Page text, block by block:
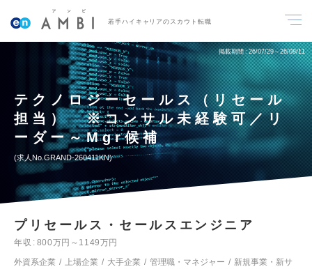
若手ハイキャリアのスカウト転職
掲載期間 26/07/29～26/08/11
テクノロジーセールス（リセール
担当） ※コンサル未経験可／リ
ーダー～Mgr候補
求人No.GRAND-260411KN
プリセールス・セールスエンジニア
年収
800万円～1149万円
外資系企業
上場企業 大手企業 管理職・マネジャー
新規事業・新サ